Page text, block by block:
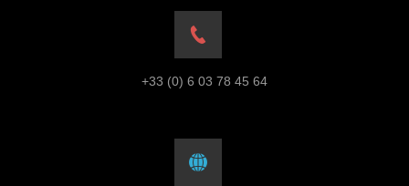
+33 (0) 6 03 78 45 64